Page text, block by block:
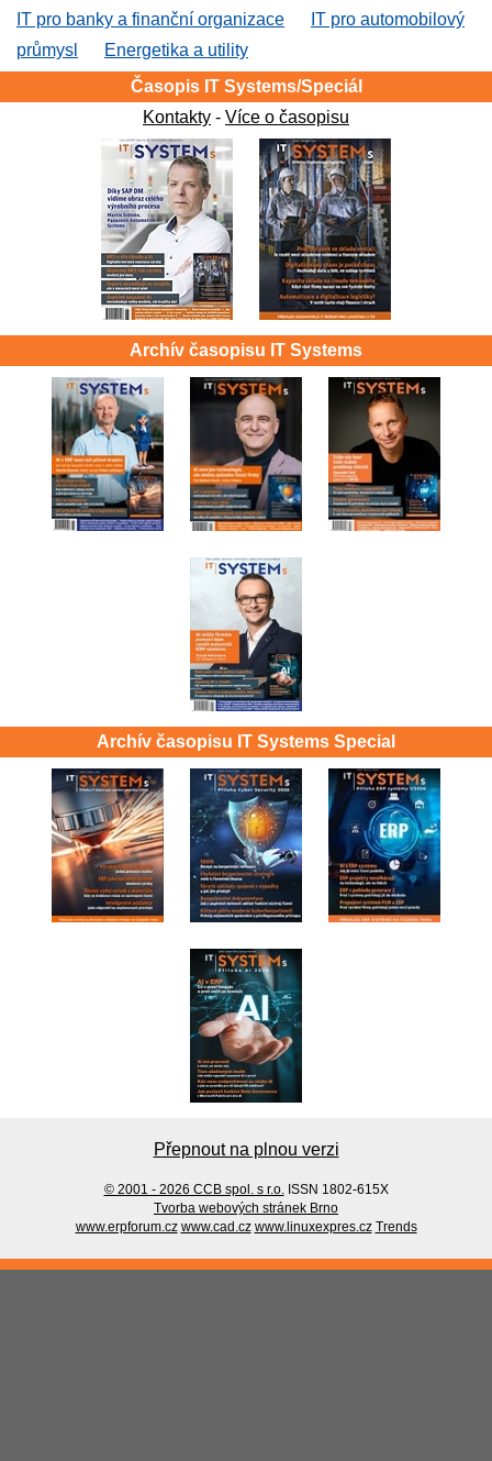
IT pro banky a finanční organizace
IT pro automobilový
průmysl
Energetika a utility
Časopis IT Systems/Speciál
Kontakty - Více o časopisu
Archív časopisu IT Systems
Archív časopisu IT Systems Special
Přepnout na plnou verzi
© 2001 - 2026 CCB spol. s r.o.ISSN 1802-615X
Tvorba webových stránek Brno
www.erpforum.cz www.cad.cz www.linuxexpres.cz Trends